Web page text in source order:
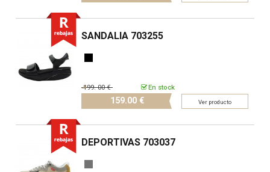
SANDALIA 703255
En stock
199.00 €
159.00 € Ver producto
DEPORTIVAS 703037